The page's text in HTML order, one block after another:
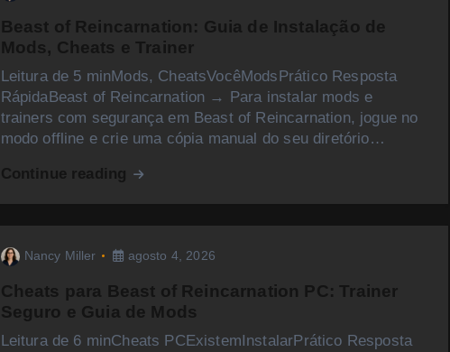
Beast of Reincarnation: Guia de Instalação de
Mods, Cheats e Trainer
Leitura de 5 minMods, CheatsVocêModsPrático Resposta
RápidaBeast of Reincarnation → Para instalar mods e
trainers com segurança em Beast of Reincarnation, jogue no
modo offline e crie uma cópia manual do seu diretório…
Continue reading
Nancy Miller agosto 4, 2026
Cheats para Beast of Reincarnation PC: Trainer
Seguro e Guia de Mods
Leitura de 6 minCheats PCExistemInstalarPrático Resposta